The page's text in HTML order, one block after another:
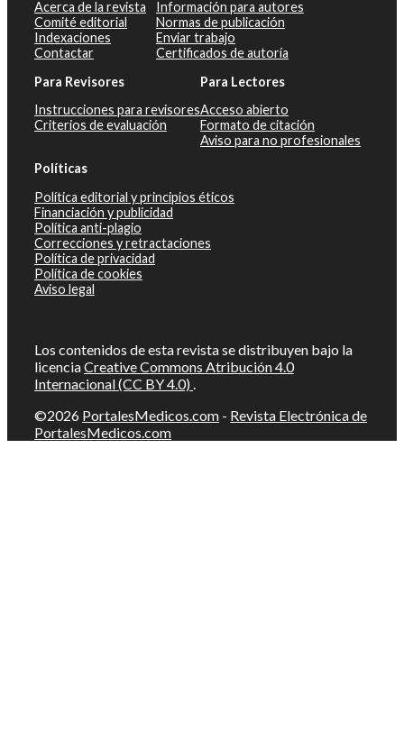
Acerca de la revista
Comité editorial
Indexaciones
Contactar
Información para autores
Normas de publicación
Enviar trabajo
Certificados de autoría
Para Revisores
Instrucciones para revisores
Criterios de evaluación
Para Lectores
Acceso abierto
Formato de citación
Aviso para no profesionales
Políticas
Política editorial y principios éticos
Financiación y publicidad
Política anti-plagio
Correcciones y retractaciones
Política de privacidad
Política de cookies
Aviso legal
Los contenidos de esta revista se distribuyen bajo la
licenciaCreative Commons Atribución 4.0
Internacional (CC BY 4.0) .
©2026 PortalesMedicos.com - Revista Electrónica de
PortalesMedicos.com